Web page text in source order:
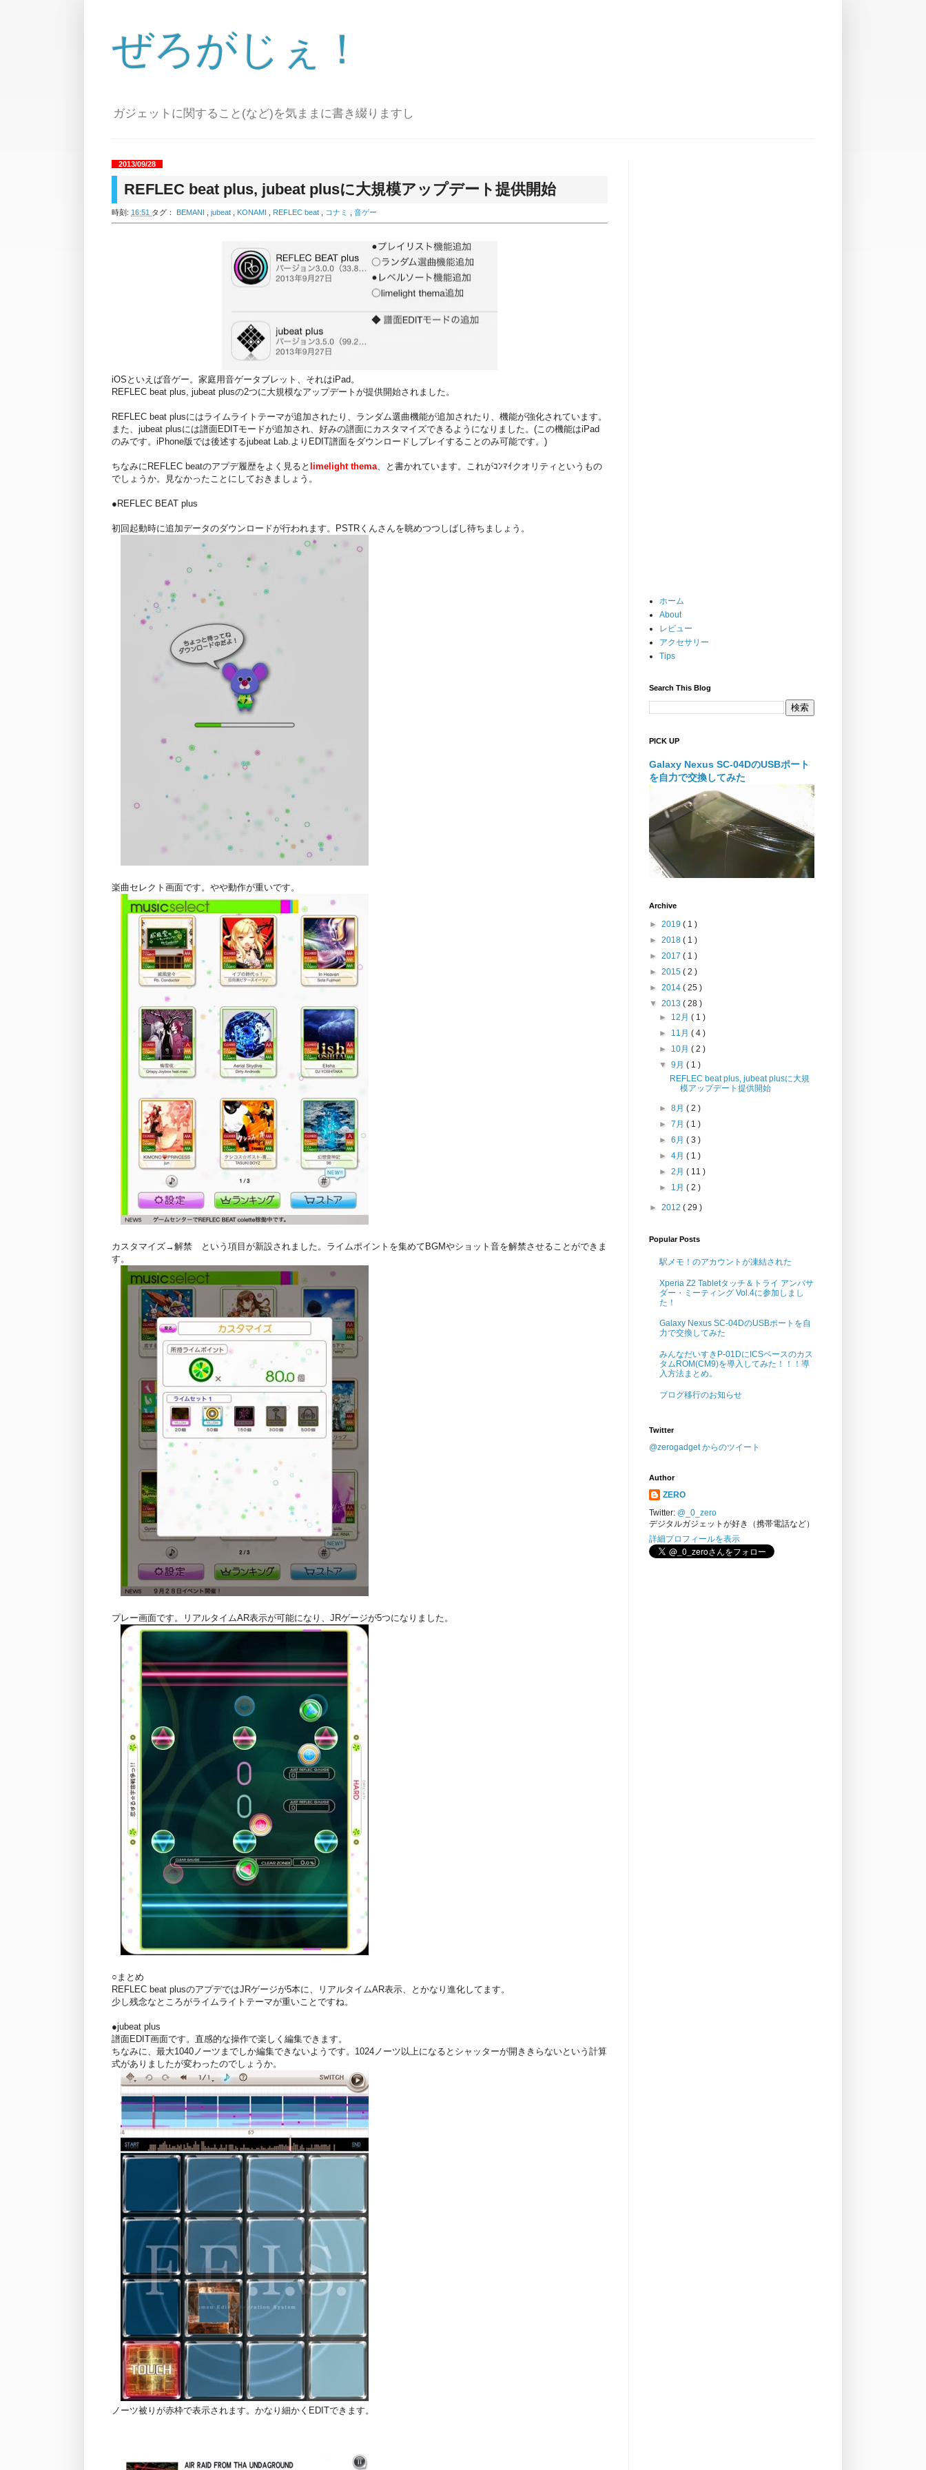
ぜろがじぇ！
ガジェットに関すること(など)を気ままに書き綴りますし
2013/09/28
REFLEC beat plus, jubeat plusに大規模アップデート提供開始
時刻: 16:51 タグ： BEMANI jubeat KONAMI REFLEC beat コナミ 音ゲー
iOSといえば音ゲー。家庭用音ゲータブレット、それはiPad。
REFLEC beat plus, jubeat plusの2つに大規模なアップデートが提供開始されました。
REFLEC beat plusにはライムライトテーマが追加されたり、ランダム選曲機能が追加されたり、機能が強化されています。
また、jubeat plusには譜面EDITモードが追加され、好みの譜面にカスタマイズできるようになりました。(この機能はiPad
のみです。iPhone版では後述するjubeat Lab.よりEDIT譜面をダウンロードしプレイすることのみ可能です。)
ちなみにREFLEC beatのアプデ履歴をよく見ると limelight thema 、と書かれています。これがｺﾝﾏｲクオリティというもの
でしょうか。見なかったことにしておきましょう。
●REFLEC BEAT plus
初回起動時に追加データのダウンロードが行われます。PSTRくんさんを眺めつつしばし待ちましょう。
楽曲セレクト画面です。やや動作が重いです。
カスタマイズ→解禁 という項目が新設されました。ライムポイントを集めてBGMやショット音を解禁させることができま
す。
プレー画面です。リアルタイムAR表示が可能になり、JRゲージが5つになりました。
○まとめ
REFLEC beat plusのアプデではJRゲージが5本に、リアルタイムAR表示、とかなり進化してます。
少し残念なところがライムライトテーマが重いことですね。
●jubeat plus
譜面EDIT画面です。直感的な操作で楽しく編集できます。
ちなみに、最大1040ノーツまでしか編集できないようです。1024ノーツ以上になるとシャッターが開ききらないという計算
式がありましたが変わったのでしょうか。
ノーツ被りが赤枠で表示されます。かなり細かくEDITできます。
ホーム
About
レビュー
アクセサリー
Tips
Search This Blog
PICK UP
Galaxy Nexus SC-04DのUSBポート
を自力で交換してみた
Archive
► 2019 ( 1 )
► 2018 ( 1 )
► 2017 ( 1 )
► 2015 ( 2 )
► 2014 ( 25 )
▼ 2013 ( 28 )
► 12月( 1 )
► 11月( 4 )
► 10月( 2 )
▼9月( 1 )
REFLEC beat plus, jubeat plusに大規
模アップデート提供開始
►8月( 2 )
►7月( 1 )
►6月( 3 )
►4月( 1 )
►2月( 11 )
► 1月( 2 )
► 2012 ( 29 )
Popular Posts
駅メモ！のアカウントが凍結された
Xperia Z2 Tabletタッチ＆トライ アンバサ
ダー・ミーティング Vol.4に参加しまし
た！
Galaxy Nexus SC-04DのUSBポートを自
力で交換してみた
みんなだいすきP-01DにICSベースのカス
タムROM(CM9)を導入してみた！！！導
入方法まとめ。
ブログ移行のお知らせ
Twitter
@zerogadget からのツイート
Author
ZERO
Twitter: @_0_zero
デジタルガジェットが好き（携帯電話など）
詳細プロフィールを表示